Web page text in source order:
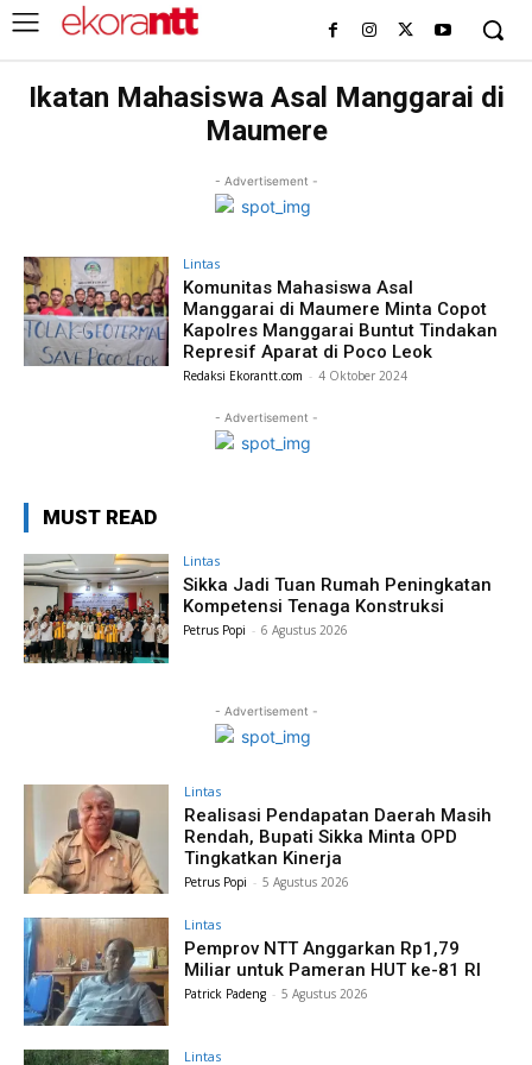
Ikatan Mahasiswa Asal Manggarai di
Maumere
- Advertisement -
Lintas
Komunitas Mahasiswa Asal
Manggarai di Maumere Minta Copot
Kapolres Manggarai Buntut Tindakan
Represif Aparat di Poco Leok
Redaksi Ekorantt.com - 4 Oktober 2024
- Advertisement -
MUST READ
Lintas
Sikka Jadi Tuan Rumah Peningkatan
Kompetensi Tenaga Konstruksi
Petrus Popi - 6 Agustus 2026
- Advertisement -
Lintas
Realisasi Pendapatan Daerah Masih
Rendah, Bupati Sikka Minta OPD
Tingkatkan Kinerja
Petrus Popi - 5 Agustus 2026
Lintas
Pemprov NTT Anggarkan Rp1,79
Miliar untuk Pameran HUT ke-81 RI
Patrick Padeng - 5 Agustus 2026
Lintas